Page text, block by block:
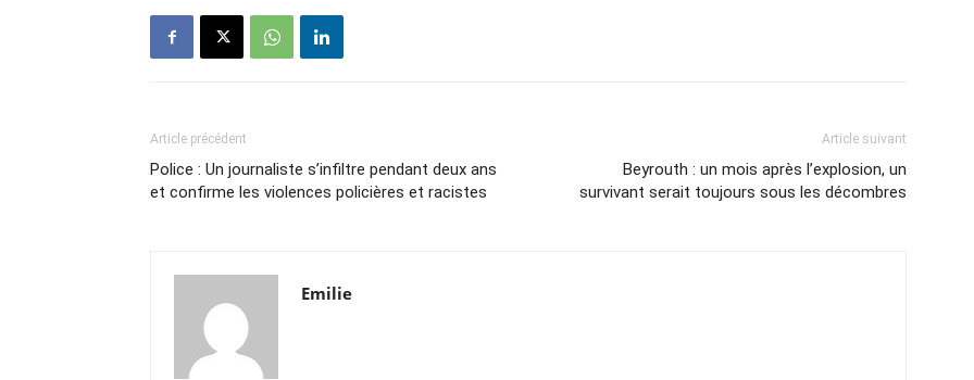
Article précédent
Police : Un journaliste s’infiltre pendant deux ans
et confirme les violences policières et racistes
Article suivant
Beyrouth : un mois après l’explosion, un
survivant serait toujours sous les décombres
Emilie